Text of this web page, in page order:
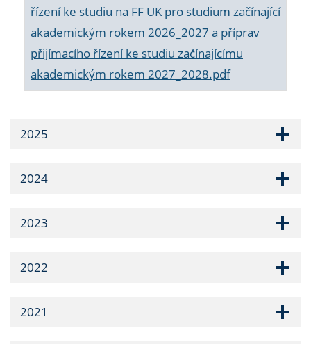
řízení ke studiu na FF UK pro studium začínající
akademickým rokem 2026_2027 a příprav
přijímacího řízení ke studiu začínajícímu
akademickým rokem 2027_2028.pdf
2025
2024
2023
2022
2021